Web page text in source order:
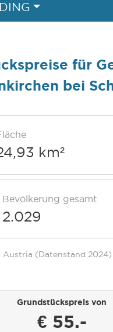
für
bei
km²
Bevölkerung gesamt
2.029
Austria (Datenstand 2024)
Grundstückspreis von
€ 55.-